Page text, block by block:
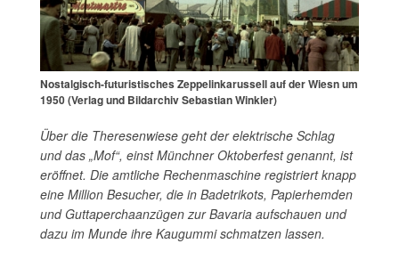
Nostalgisch-futuristisches Zeppelinkarussell auf der Wiesn um
1950 (Verlag und Bildarchiv Sebastian Winkler)
Über die Theresenwiese geht der elektrische Schlag
und das „Mof“, einst Münchner Oktoberfest genannt, ist
eröffnet. Die amtliche Rechenmaschine registriert knapp
eine Million Besucher, die in Badetrikots, Papierhemden
und Guttaperchaanzügen zur Bavaria aufschauen und
dazu im Munde ihre Kaugummi schmatzen lassen.